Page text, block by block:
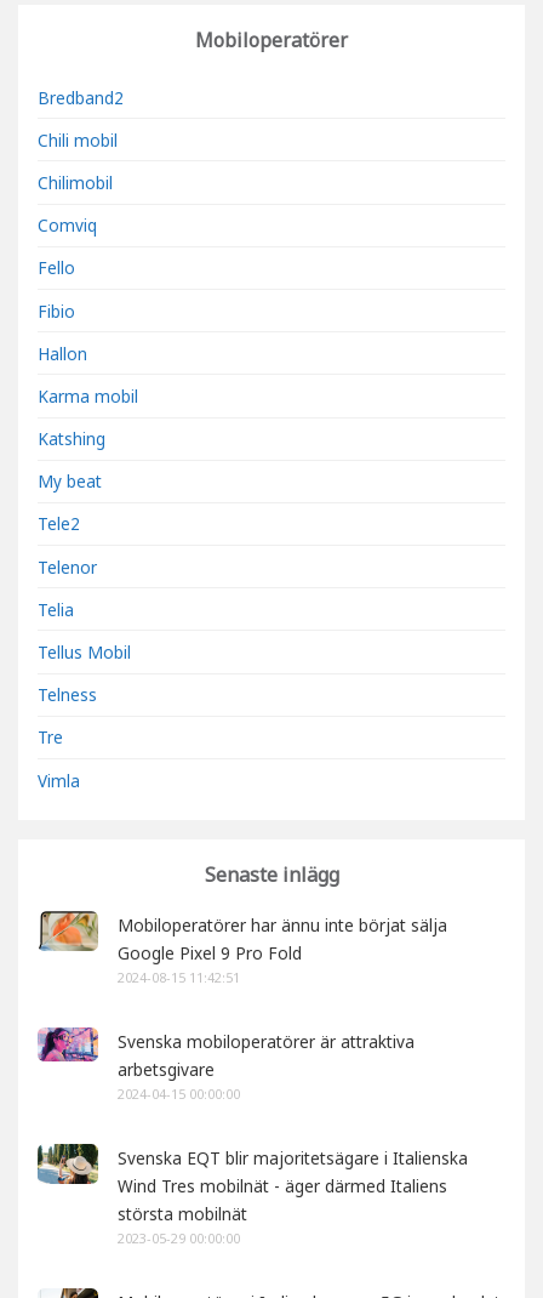
Mobiloperatörer
Bredband2
Chili mobil
Chilimobil
Comviq
Fello
Fibio
Hallon
Karma mobil
Katshing
My beat
Tele2
Telenor
Telia
Tellus Mobil
Telness
Tre
Vimla
Senaste inlägg
Mobiloperatörer har ännu inte börjat sälja
Google Pixel 9 Pro Fold
2024-08-15 11:42:51
Svenska mobiloperatörer är attraktiva
arbetsgivare
2024-04-15 00:00:00
Svenska EQT blir majoritetsägare i Italienska
Wind Tres mobilnät - äger därmed Italiens
största mobilnät
2023-05-29 00:00:00